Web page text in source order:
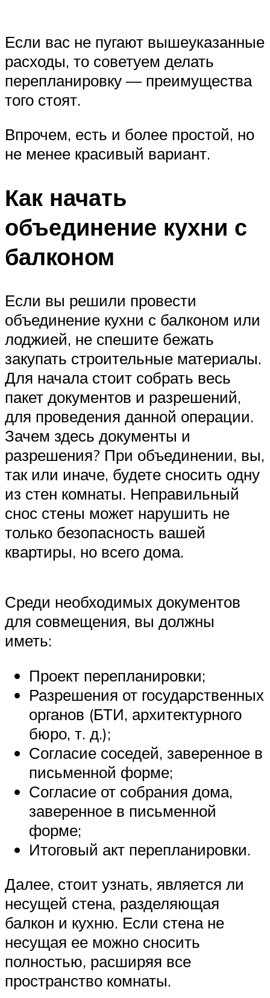
Если вас не пугают вышеуказанные
расходы, то советуем делать
перепланировку — преимущества
того стоят.
Впрочем, есть и более простой, но
не менее красивый вариант.
Как начать
объединение кухни с
балконом
Если вы решили провести
объединение кухни с балконом или
лоджией, не спешите бежать
закупать строительные материалы.
Для начала стоит собрать весь
пакет документов и разрешений,
для проведения данной операции.
Зачем здесь документы и
разрешения? При объединении, вы,
так или иначе, будете сносить одну
из стен комнаты. Неправильный
снос стены может нарушить не
только безопасность вашей
квартиры, но всего дома.
Среди необходимых документов
для совмещения, вы должны
иметь:
Проект перепланировки;
Разрешения от государственных
органов (БТИ, архитектурного
бюро, т. д.);
Согласие соседей, заверенное в
письменной форме;
Согласие от собрания дома,
заверенное в письменной
форме;
Итоговый акт перепланировки.
Далее, стоит узнать, является ли
несущей стена, разделяющая
балкон и кухню. Если стена не
несущая ее можно сносить
полностью, расширяя все
пространство комнаты.